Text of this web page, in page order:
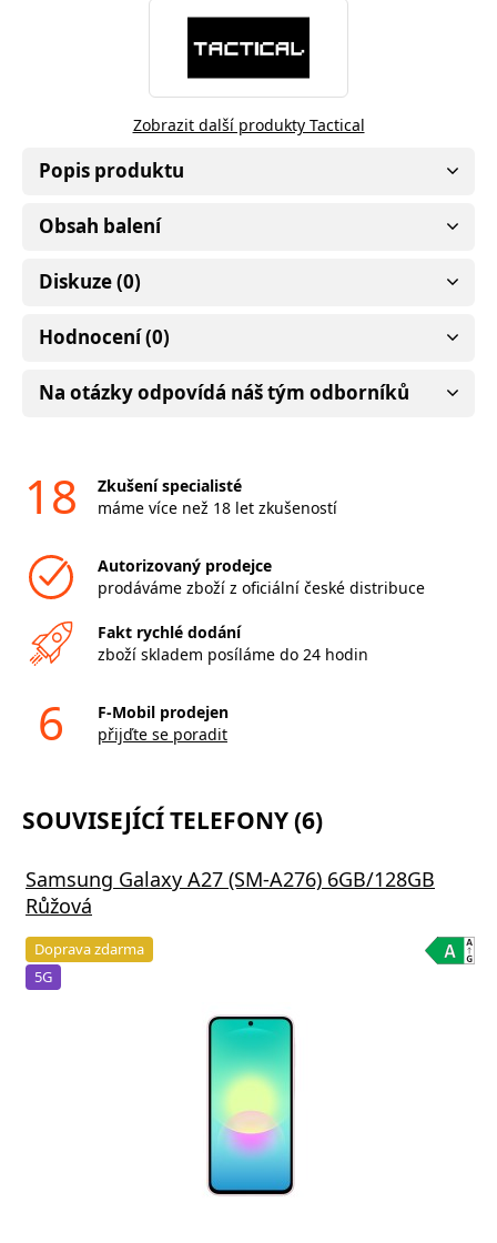
Zobrazit další produkty Tactical
Popis produktu
Obsah balení
Diskuze (0)
Hodnocení (0)
Na otázky odpovídá náš tým odborníků
18
Zkušení specialisté
máme více než 18 let zkušeností
Autorizovaný prodejce
prodáváme zboží z oficiální české distribuce
Fakt rychlé dodání
zboží skladem posíláme do 24 hodin
6
F-Mobil prodejen
přijďte se poradit
SOUVISEJÍCÍ TELEFONY (6)
Samsung Galaxy A27 (SM-A276) 6GB/128GB
Růžová
Doprava zdarma
5G